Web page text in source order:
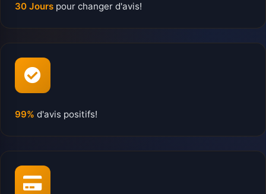
30 Jours pour changer d'avis!
99% d'avis positifs!